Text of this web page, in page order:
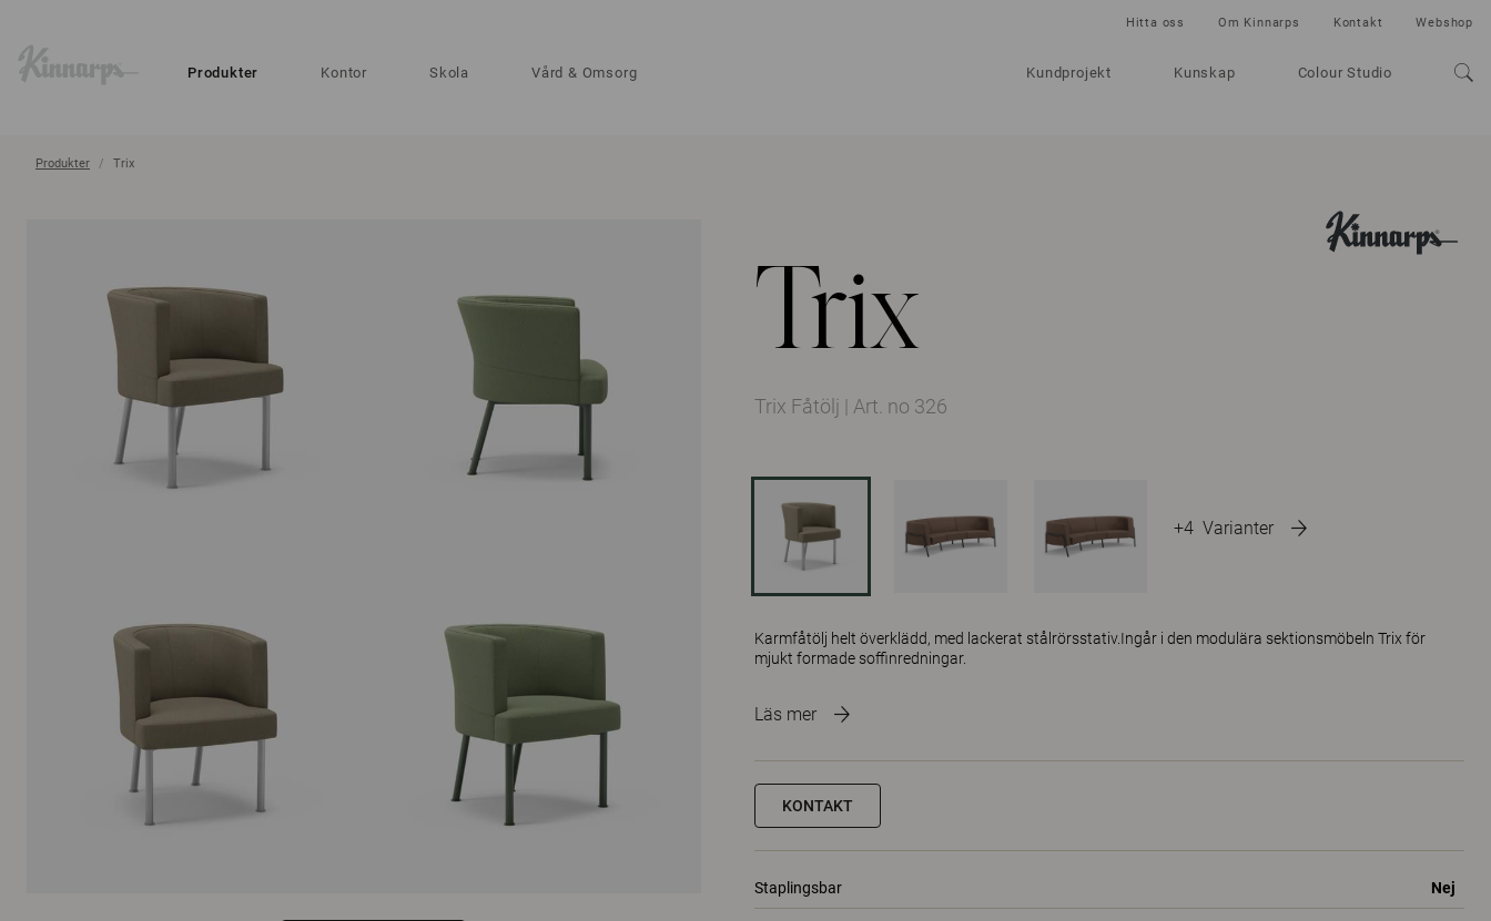
Produkter Kontor Skola Vård & Omsorg Kundprojekt Kunskap Colour Studio
Hitta oss Om Kinnarps Kontakt Webshop
Produkter Trix
Trix
+4 Varianter
Trix Fåtölj | Art. no 326
Karmfåtölj helt överklädd, med lackerat stålrörsstativ.Ingår i den modulära sektionsmöbeln Trix för
mjukt formade soffinredningar.
Läs mer
KONTAKT
Staplingsbar Nej